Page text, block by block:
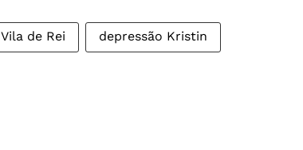
Vila de Rei depressão Kristin